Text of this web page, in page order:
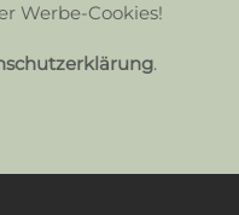
Werbe-Cookies!
.